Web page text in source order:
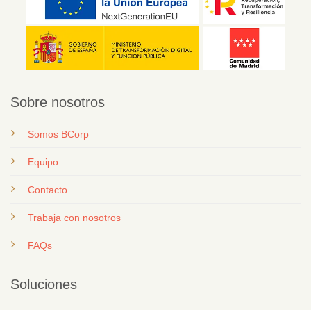
Sobre nosotros
Somos BCorp
Equipo
Contacto
Trabaja con nosotros
FAQs
Soluciones